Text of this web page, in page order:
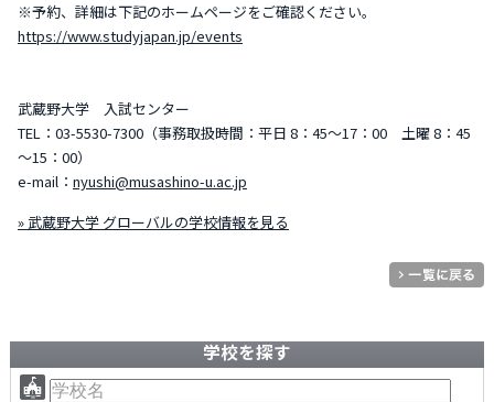
※予約、詳細は下記のホームページをご確認ください。
https://www.studyjapan.jp/events
武蔵野大学 入試センター
TEL：03-5530-7300（事務取扱時間：平日 8：45～17：00 土曜 8：45
～15：00）
e-mail： nyushi@musashino-u.ac.jp
» 武蔵野大学 グローバルの学校情報を見る
学校を探す